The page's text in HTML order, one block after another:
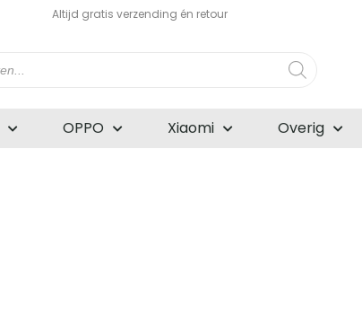
Altijd gratis verzending én retour
OPPO Xiaomi Overig